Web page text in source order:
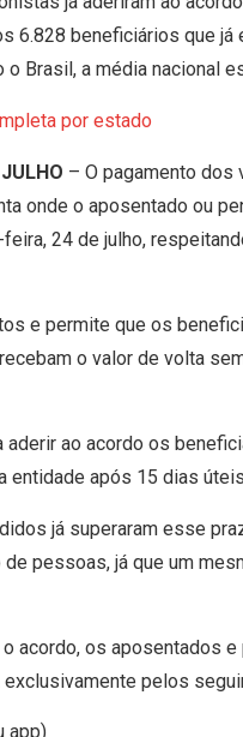
6.828 beneficiários que
Brasil, a média nacional
por estado
– O pagamento
onde o aposentado ou
24 de julho,
e permite que os
o valor de volta
aderir ao acordo os
entidade após 15 dias
já superaram esse
pessoas, já que um
acordo, os aposentados
pelos
app)